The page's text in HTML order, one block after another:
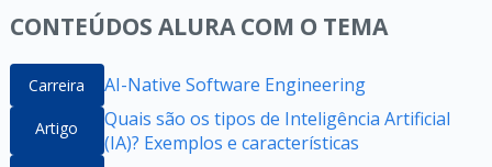
CONTEÚDOS ALURA COM O TEMA
Carreira AI-Native Software Engineering
Artigo
Quais são os tipos de Inteligência Artificial
(IA)? Exemplos e características